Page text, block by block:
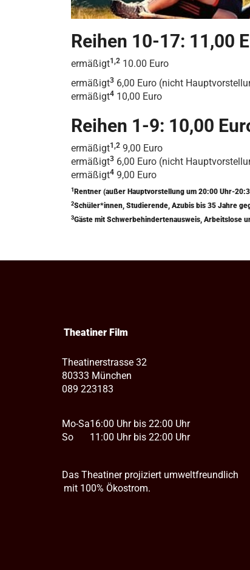
Reihen 10-17: 11,00
ermäßigt1,2 10.00 Euro
ermäßigt3 6,00 Euro (nicht
ermäßigt4 10,00 Euro
Reihen 1-9: 10,00
ermäßigt1,2 9,00 Euro
ermäßigt3 6,00 Euro (nicht
ermäßigt4 9,00 Euro
1 Rentner (außer Hauptvorstellung um 20:00 Uhr-
2Schüler*innen, Studierende, Azubis bis 35 Jahre
3Gäste mit Schwerbehindertenausweis, Arbeitslose
Theatiner Film
Theatinerstrasse 32
80333 München
089 223183
Mo-Sa
So
16:00 Uhr bis 22:00 Uhr
11:00 Uhr bis 22:00 Uhr
Das Theatiner projiziert umweltfreundlich
mit 100% Ökostrom.